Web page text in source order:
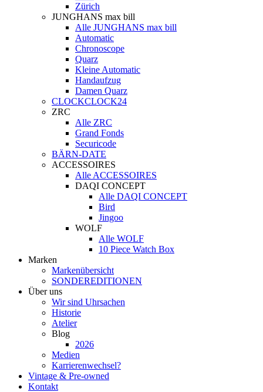
Zürich
JUNGHANS max bill
Alle JUNGHANS max bill
Automatic
Chronoscope
Quarz
Kleine Automatic
Handaufzug
Damen Quarz
CLOCKCLOCK24
ZRC
Alle ZRC
Grand Fonds
Securicode
BÄRN-DATE
ACCESSOIRES
Alle ACCESSOIRES
DAQI CONCEPT
Alle DAQI CONCEPT
Bird
Jingoo
WOLF
Alle WOLF
10 Piece Watch Box
Marken
Markenübersicht
SONDEREDITIONEN
Über uns
Wir sind Uhrsachen
Historie
Atelier
Blog
2026
Medien
Karrierenwechsel?
Vintage & Pre-owned
Kontakt